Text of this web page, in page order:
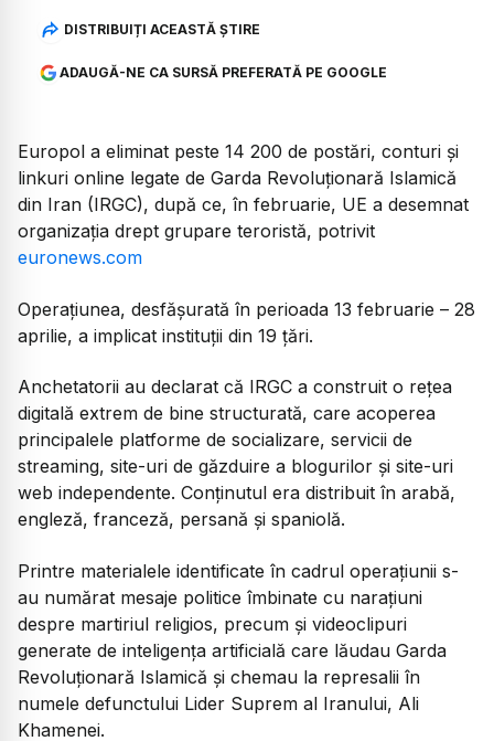
DISTRIBUIȚI ACEASTĂ ȘTIRE
ADAUGĂ-NE CA SURSĂ PREFERATĂ PE GOOGLE
Europol a eliminat peste 14 200 de postări, conturi și
linkuri online legate de Garda Revoluționară Islamică
din Iran (IRGC), după ce, în februarie, UE a desemnat
organizația drept grupare teroristă, potrivit
euronews.com
Operațiunea, desfășurată în perioada 13 februarie – 28
aprilie, a implicat instituții din 19 țări.
Anchetatorii au declarat că IRGC a construit o rețea
digitală extrem de bine structurată, care acoperea
principalele platforme de socializare, servicii de
streaming, site-uri de găzduire a blogurilor și site-uri
web independente. Conținutul era distribuit în arabă,
engleză, franceză, persană și spaniolă.
Printre materialele identificate în cadrul operațiunii s-
au numărat mesaje politice îmbinate cu narațiuni
despre martiriul religios, precum și videoclipuri
generate de inteligența artificială care lăudau Garda
Revoluționară Islamică și chemau la represalii în
numele defunctului Lider Suprem al Iranului, Ali
Khamenei.